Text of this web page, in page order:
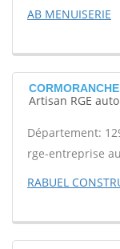
AB MENUISERIE
Artisan RGE
Département:
rge-entreprise
RABUEL